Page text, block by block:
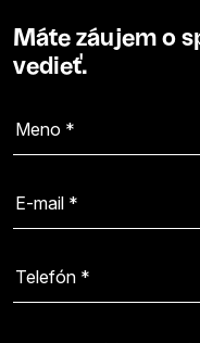
Máte záujem o
vedieť.